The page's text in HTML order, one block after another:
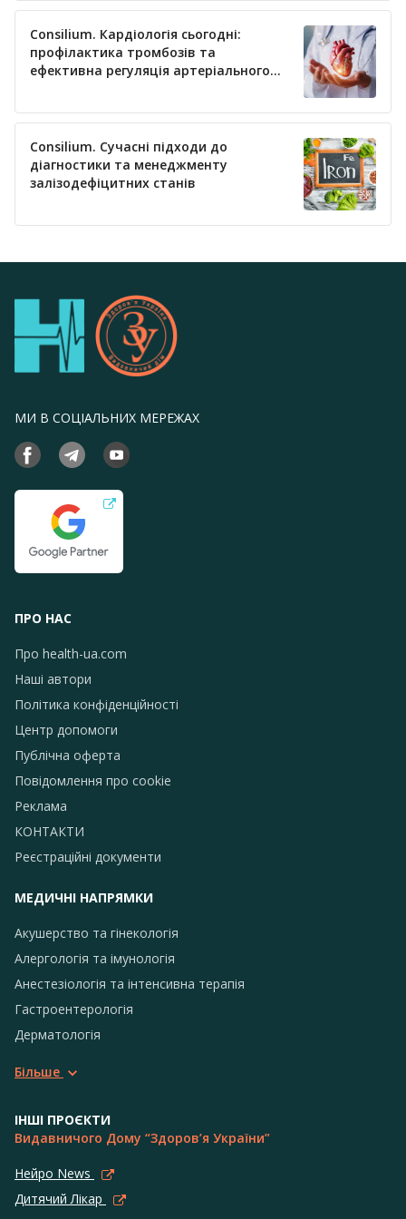
Consilium. Кардіологія сьогодні:
профілактика тромбозів та
ефективна регуляція артеріального
Consilium. Сучасні підходи до
діагностики та менеджменту
залізодефіцитних станів
МИ В СОЦІАЛЬНИХ МЕРЕЖАХ
ПРО НАС
Про health-ua.com
Наші автори
Політика конфіденційності
Центр допомоги
Публічна оферта
Повідомлення про сookie
Реклама
КОНТАКТИ
Реєстраційні документи
МЕДИЧНІ НАПРЯМКИ
Акушерство та гінекологія
Алергологія та імунологія
Анестезіологія та інтенсивна терапія
Гастроентерологія
Дерматологія
Більше
ІНШІ ПРОЄКТИ
Видавничого Дому “Здоров’я України”
Нейро News
Дитячий Лікар